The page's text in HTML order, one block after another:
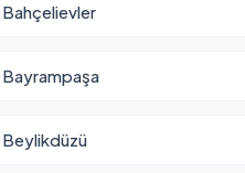
Bahçelievler
Bayrampaşa
Beylikdüzü